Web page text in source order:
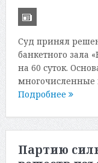
Суд принял
банкетного зала
на 60 суток.
многочисленные
Подробнее
Партию